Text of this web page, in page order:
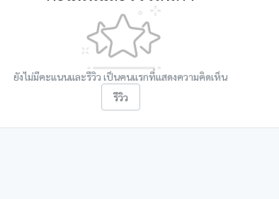
ยังไม่มีคะแนนและรีวิว เป็นคนแรกที่แสดงความคิดเห็น
รีวิว